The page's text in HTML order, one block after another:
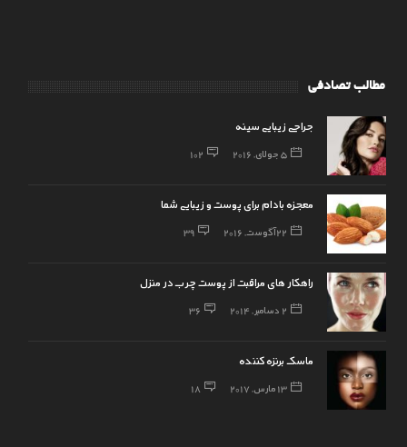
مطالب تصادفی
جراحی زیبایی سینه
5 جولای, 2016 102
معجزه بادام برای پوست و زیبایی شما
22 آگوست, 2016 39
راهکار های مراقبت از پوست چرب در منزل
2 دسامبر, 2014 36
ماسک برنزه کننده
13 مارس, 2017 18